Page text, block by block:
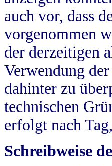
auch vor, dass
vorgenommen
der derzeitigen
Verwendung
dahinter zu
technischen
erfolgt nach
Schreibweise